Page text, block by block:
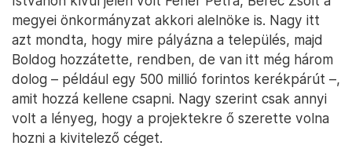
megyei önkormányzat akkori alelnöke is. Nagy itt
azt mondta, hogy mire pályázna a település, majd
Boldog hozzátette, rendben, de van itt még három
dolog – például egy 500 millió forintos kerékpárút –,
amit hozzá kellene csapni. Nagy szerint csak annyi
volt a lényeg, hogy a projektekre ő szerette volna
hozni a kivitelező céget.